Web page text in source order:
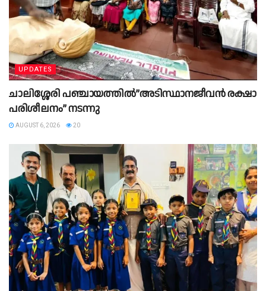
UPDATES
ചാലിശ്ശേരി പഞ്ചായത്തിൽ”അടിസ്ഥാനജീവൻ രക്ഷാ
പരിശീലനം” നടന്നു
AUGUST 6, 2026 20